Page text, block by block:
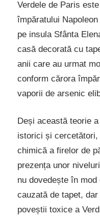
Verdele de Paris
împăratului
pe insula Sfânta
casă decorată cu
anii care au urmat
conform cărora
vaporii de arsenic
Deși această teorie
istorici și
chimică a firelor de
prezența unor
nu dovedește în
cauzată de tapet,
poveștii toxice a